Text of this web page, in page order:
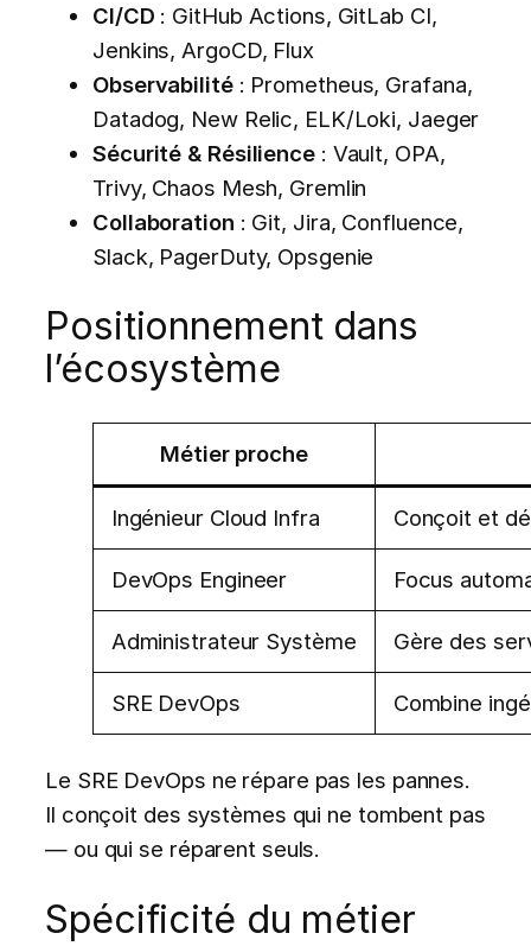
CI/CD : GitHub Actions, GitLab CI,
Jenkins, ArgoCD, Flux
Observabilité: Prometheus, Grafana,
Datadog, New Relic, ELK/Loki, Jaeger
Sécurité & Résilience: Vault, OPA,
Trivy, Chaos Mesh, Gremlin
Collaboration : Git, Jira, Confluence,
Slack, PagerDuty, Opsgenie
Positionnement dans
l’écosystème
Métier proche
Ingénieur Cloud Infra Conçoit et
DevOps Engineer Focus
Administrateur Système Gère des
SRE DevOps Combine
Le SRE DevOps ne répare pas les pannes.
Il conçoit des systèmes qui ne tombent pas
— ou qui se réparent seuls.
Spécificité du métier